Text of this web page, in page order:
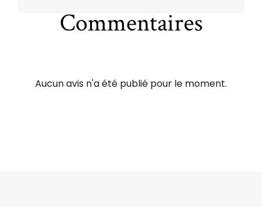
Commentaires
Aucun avis n'a été publié pour le moment.